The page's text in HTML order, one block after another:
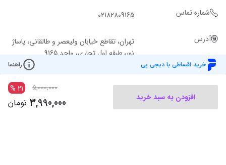
خرید اقساطی با دیجی پی راهنما
افزودن به سبد خرید
5,000,000
21
%
3,990,000 تومان
شماره تماس 02182809165
آدرس
تهران، تقاطع خیابان ولیعصر و طالقانی، پاساژ
نور، طبقه اول تجاری، واحد 9165